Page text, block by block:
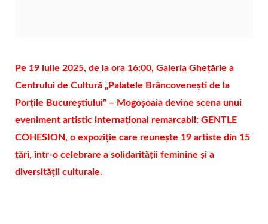
Pe 19 iulie 2025, de la ora 16:00, Galeria Ghețărie a
Centrului de Cultură „Palatele Brâncovenești de la
Porțile Bucureștiului” – Mogoșoaia devine scena unui
eveniment artistic internațional remarcabil: GENTLE
COHESION, o expoziție care reunește 19 artiste din 15
țări, într-o celebrare a solidarității feminine și a
diversității culturale.